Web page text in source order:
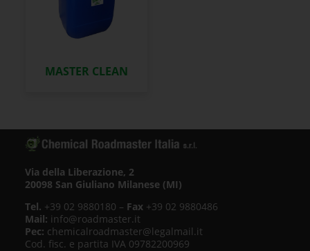
MASTER CLEAN
Via della Liberazione, 2
20098 San Giuliano Milanese (MI)
Tel. +39 02 9880180 – Fax+39 02 9880486
Mail: info@roadmaster.it
Pec: chemicalroadmaster@legalmail.it
Cod. fisc. e partita IVA 09782200969